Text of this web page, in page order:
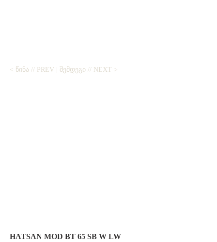
< ᲬᲘᲜᲐ // PREV | ᲨᲔᲛᲓᲔᲒᲘ // NEXT >
HATSAN MOD BT 65 SB W LW